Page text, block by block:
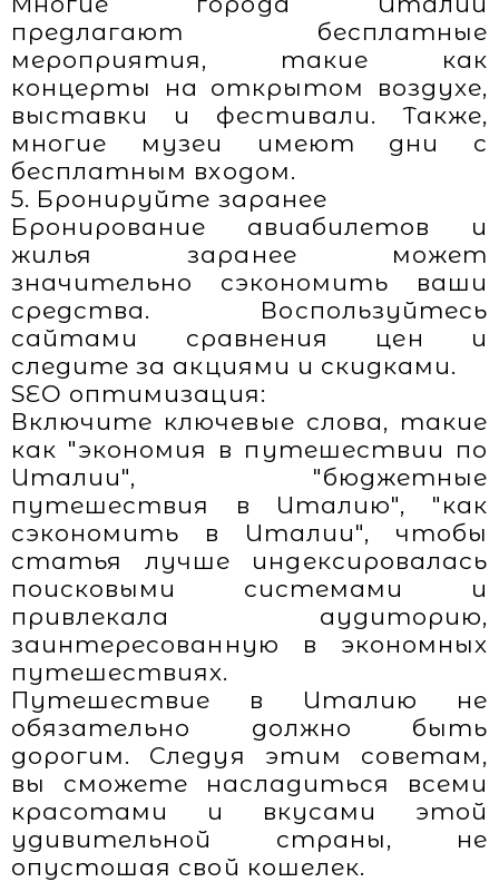
предлагают бесплатные
мероприятия, такие как
концерты на открытом воздухе,
выставки и фестивали. Также,
многие музеи имеют дни с
бесплатным входом.
5. Бронируйте заранее
Бронирование авиабилетов и
жилья заранее может
значительно сэкономить ваши
средства. Воспользуйтесь
сайтами сравнения цен и
следите за акциями и скидками.
SEO оптимизация:
Включите ключевые слова, такие
как "экономия в путешествии по
Италии", "бюджетные
путешествия в Италию", "как
сэкономить в Италии", чтобы
статья лучше индексировалась
поисковыми системами и
привлекала аудиторию,
заинтересованную в экономных
путешествиях.
Путешествие в Италию не
обязательно должно быть
дорогим. Следуя этим советам,
вы сможете насладиться всеми
красотами и вкусами этой
удивительной страны, не
опустошая свой кошелек.